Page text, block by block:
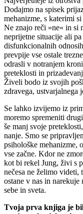
Dodajmo na spisek
mehanizme, s katerimi
Ne znajo reči »ne« in si
neprijetne situacije ali
disfunkcionalnih
prevpije vse ostale
odrasli v notranjem
preteklosti in
Živeli bodo iz svojih
zdravega, ustvarjalnega
Se lahko izvijemo iz
moremo spremeniti
še manj svoje
nanje. Smo se
psihološke mehanizme,
vse začne. Kdor ne
kot bi rekel Jung, živi s
nečesa ne želimo videti,
ostane v nas in
sebe in sveta.
Tvoja prva knjiga je